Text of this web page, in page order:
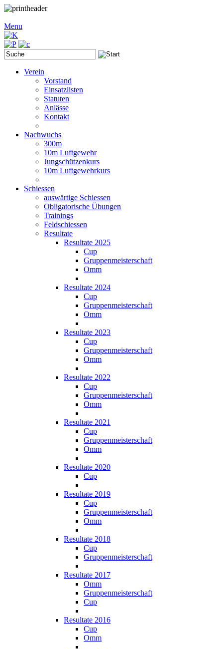
Menu
Verein
Vorstand
Einsatzlisten
Statuten
Anlässe
Kontakt
Nachwuchs
300m
10m Luftgewehr
Jungschützenkurs
10m Luftgewehrkurs
Schiessen
auswärtige Schiessen
Obligatorische Übungen
Trainings
Feldschiessen
Resultate
Resultate 2025
Cup
Gruppenmeisterschaft
Omm
Resultate 2024
Cup
Gruppenmeisterschaft
Omm
Resultate 2023
Cup
Gruppenmeisterschaft
Omm
Resultate 2022
Cup
Gruppenmeisterschaft
Omm
Resultate 2021
Cup
Gruppenmeisterschaft
Omm
Resultate 2020
Cup
Resultate 2019
Cup
Gruppenmeisterschaft
Omm
Resultate 2018
Cup
Gruppenmeisterschaft
Resultate 2017
Omm
Gruppenmeisterschaft
Cup
Resultate 2016
Cup
Omm